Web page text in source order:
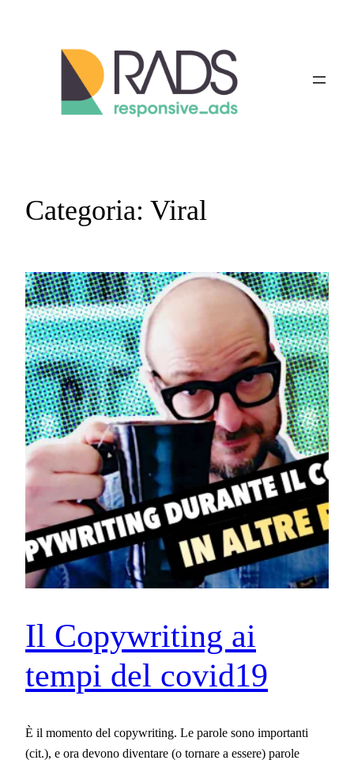
Categoria: Viral
Il Copywriting ai
tempi del covid19
È il momento del copywriting. Le parole sono importanti
(cit.), e ora devono diventare (o tornare a essere) parole